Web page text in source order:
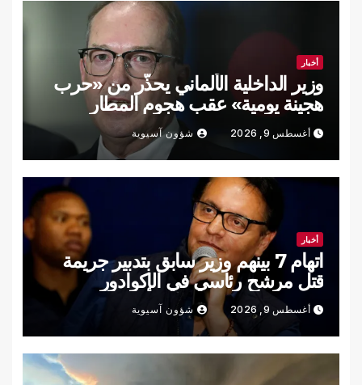
أخبار
وزير الداخلية الألماني يحذّر من «حرب
هجينة يومية» عقب هجوم المطار
أغسطس 9, 2026 شؤون آسيوية
أخبار
اتهام 7 بينهم وزير سابق بتدبير جريمة
قتل مرشح رئاسي في الإكوادور
أغسطس 9, 2026 شؤون آسيوية